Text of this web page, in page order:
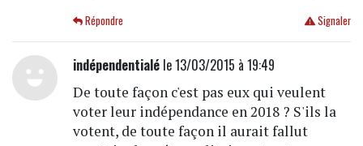
Signaler
Répondre
indépendentialéle 13/03/2015 à 19:49
De toute façon c'est pas eux qui veulent
voter leur indépendance en 2018 ? S'ils la
votent, de toute façon il aurait fallut